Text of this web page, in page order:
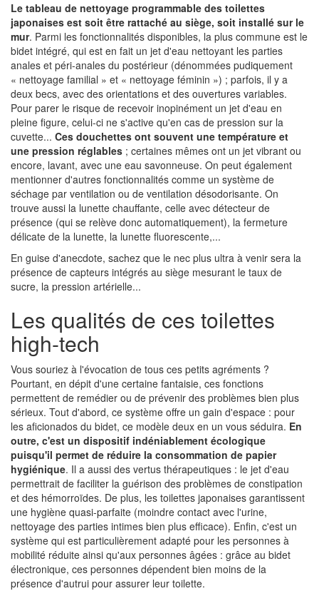
Le tableau de nettoyage programmable des toilettes
japonaises est soit être rattaché au siège, soit installé sur le
mur. Parmi les fonctionnalités disponibles, la plus commune est le
bidet intégré, qui est en fait un jet d'eau nettoyant les parties
anales et péri-anales du postérieur (dénommées pudiquement
« nettoyage familial » et « nettoyage féminin ») ; parfois, il y a
deux becs, avec des orientations et des ouvertures variables.
Pour parer le risque de recevoir inopinément un jet d'eau en
pleine figure, celui-ci ne s'active qu'en cas de pression sur la
cuvette... Ces douchettes ont souvent une température et
une pression réglables ; certaines mêmes ont un jet vibrant ou
encore, lavant, avec une eau savonneuse. On peut également
mentionner d'autres fonctionnalités comme un système de
séchage par ventilation ou de ventilation désodorisante. On
trouve aussi la lunette chauffante, celle avec détecteur de
présence (qui se relève donc automatiquement), la fermeture
délicate de la lunette, la lunette fluorescente,...
En guise d'anecdote, sachez que le nec plus ultra à venir sera la
présence de capteurs intégrés au siège mesurant le taux de
sucre, la pression artérielle...
Les qualités de ces toilettes
high-tech
Vous souriez à l'évocation de tous ces petits agréments ?
Pourtant, en dépit d'une certaine fantaisie, ces fonctions
permettent de remédier ou de prévenir des problèmes bien plus
sérieux. Tout d'abord, ce système offre un gain d'espace : pour
les aficionados du bidet, ce modèle deux en un vous séduira. En
outre, c'est un dispositif indéniablement écologique
puisqu'il permet de réduire la consommation de papier
hygiénique. Il a aussi des vertus thérapeutiques : le jet d'eau
permettrait de faciliter la guérison des problèmes de constipation
et des hémorroïdes. De plus, les toilettes japonaises garantissent
une hygiène quasi-parfaite (moindre contact avec l'urine,
nettoyage des parties intimes bien plus efficace). Enfin, c'est un
système qui est particulièrement adapté pour les personnes à
mobilité réduite ainsi qu'aux personnes âgées : grâce au bidet
électronique, ces personnes dépendent bien moins de la
présence d'autrui pour assurer leur toilette.